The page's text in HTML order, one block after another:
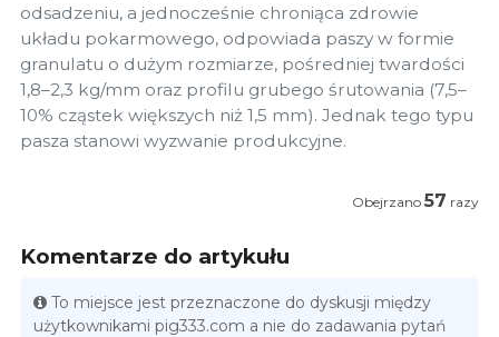
odsadzeniu, a jednocześnie chroniąca zdrowie
układu pokarmowego, odpowiada paszy w formie
granulatu o dużym rozmiarze, pośredniej twardości
1,8–2,3 kg/mm oraz profilu grubego śrutowania (7,5–
10% cząstek większych niż 1,5 mm). Jednak tego typu
pasza stanowi wyzwanie produkcyjne.
Obejrzano 57 razy
Komentarze do artykułu
To miejsce jest przeznaczone do dyskusji między
użytkownikami pig333.com a nie do zadawania pytań